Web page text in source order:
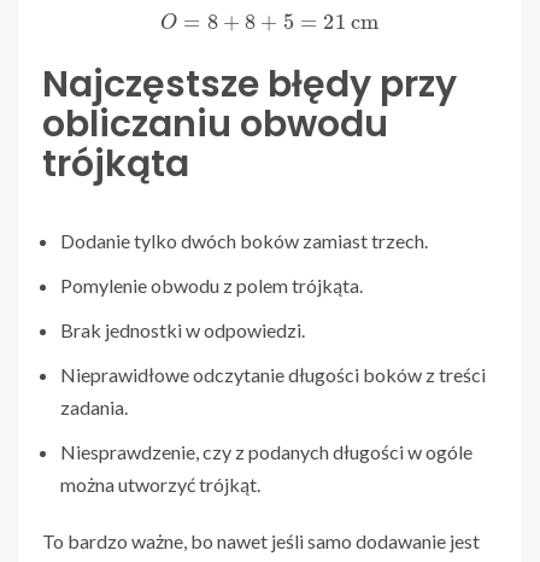
O =8 + 8 +5 = 21 cm
Najczęstsze błędy przy
obliczaniu obwodu
trójkąta
Dodanie tylko dwóch boków zamiast trzech.
Pomylenie obwodu z polem trójkąta.
Brak jednostki w odpowiedzi.
Nieprawidłowe odczytanie długości boków z treści
zadania.
Niesprawdzenie, czy z podanych długości w ogóle
można utworzyć trójkąt.
To bardzo ważne, bo nawet jeśli samo dodawanie jest